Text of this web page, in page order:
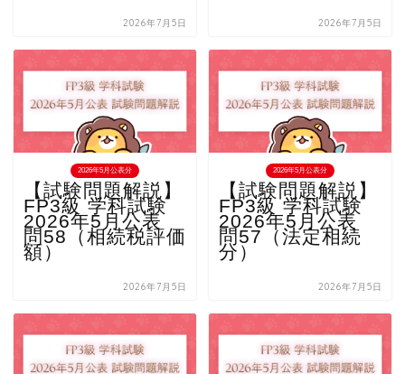
2026年7月5日 2026年7月5日
2026年5月公表分
【試験問題解説】
FP3級 学科試験
2026年5月公表
問58（相続税評価
額）
2026年7月5日
2026年5月公表分
【試験問題解説】
FP3級 学科試験
2026年5月公表
問57（法定相続
分）
2026年7月5日